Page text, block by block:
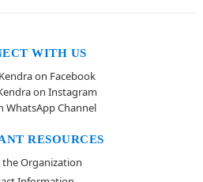
WITH US
on Facebook
on Instagram
WhatsApp Channel
RESOURCES
Organization